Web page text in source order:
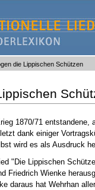
die Lippischen Schützen
1870/71
dank einiger
wird es als Ausdruck
"Die Lippischen
Friedrich Wienke
daraus hat Wehrhan